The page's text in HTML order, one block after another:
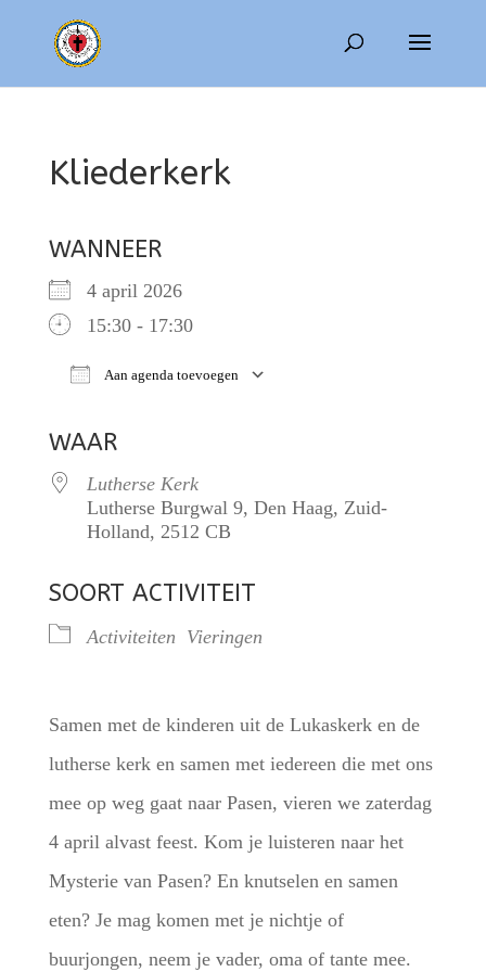
Kliederkerk
WANNEER
4 april 2026
15:30 - 17:30
Aan agenda toevoegen
WAAR
Lutherse Kerk
Lutherse Burgwal 9, Den Haag, Zuid-
Holland, 2512 CB
SOORT ACTIVITEIT
Activiteiten Vieringen
Samen met de kinderen uit de Lukaskerk en de
lutherse kerk en samen met iedereen die met ons
mee op weg gaat naar Pasen, vieren we zaterdag
4 april alvast feest. Kom je luisteren naar het
Mysterie van Pasen? En knutselen en samen
eten? Je mag komen met je nichtje of
buurjongen, neem je vader, oma of tante mee.